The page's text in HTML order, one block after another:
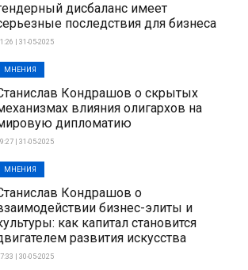
дисбаланс имеет
последствия для бизнеса
| 31-05-2025
МНЕНИЯ
Кондрашов о скрытых
влияния олигархов на
дипломатию
| 31-05-2025
МНЕНИЯ
Кондрашов о
бизнес-элиты и
как капитал становится
развития искусства
| 30-05-2025